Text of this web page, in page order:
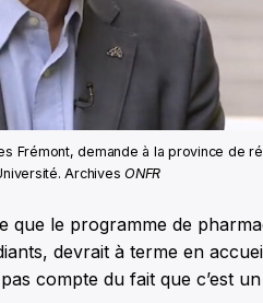
Frémont, demande à la province de
ArchivesONFR
que le programme de
devrait à terme en
compte du fait que c’est